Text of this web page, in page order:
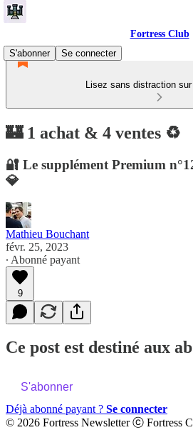
Fortress Club
S'abonner
Se connecter
Lisez sans distraction
🏰 1 achat & 4 ventes ♻️
🔐 Le supplément Premium
💎
Mathieu Bouchant
févr. 25, 2023
∙ Abonné payant
9
Ce post est destiné aux
S'abonner
Déjà abonné payant ? Se connecter
© 2026 Fortress Newsletter ⓒ Fortress